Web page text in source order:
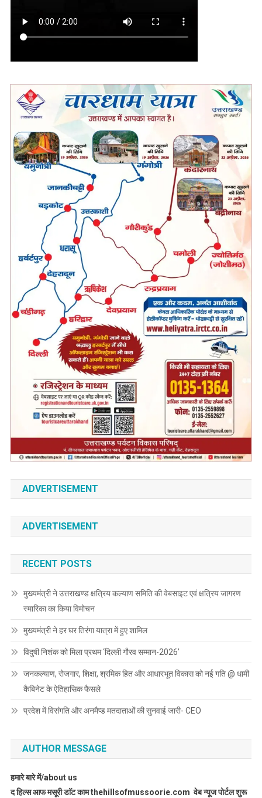
ADVERTISEMENT
ADVERTISEMENT
RECENT POSTS
मुख्यमंत्री ने उत्तराखण्ड क्षत्रिय कल्याण समिति की वेबसाइट एवं क्षत्रिय जागरण
स्मारिका का किया विमोचन
मुख्यमंत्री ने हर घर तिरंगा यात्रा में हुए शामिल
विदुषी निशंक को मिला प्रथम ‘दिल्ली गौरव सम्मान-2026’
जनकल्याण, रोजगार, शिक्षा, श्रमिक हित और आधारभूत विकास को नई गति @ धामी
कैबिनेट के ऐतिहासिक फैसले
प्रदेश में विसंगति और अनमैप्ड मतदाताओं की सुनवाई जारी- CEO
AUTHOR MESSAGE
हमारे बारे में/about us
द हिल्स आफ मसूरी डाॅट काम thehillsofmussoorie.com वेब न्यूज पोर्टल शुरू